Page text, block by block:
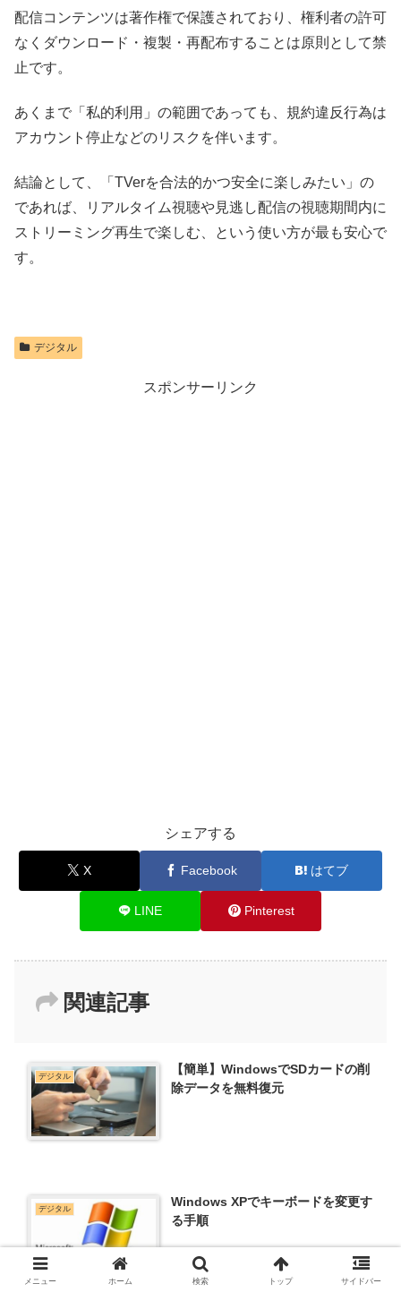
配信コンテンツは著作権で保護されており、権利者の許可
なくダウンロード・複製・再配布することは原則として禁
止です。
あくまで「私的利用」の範囲であっても、規約違反行為は
アカウント停止などのリスクを伴います。
結論として、「TVerを合法的かつ安全に楽しみたい」の
であれば、リアルタイム視聴や見逃し配信の視聴期間内に
ストリーミング再生で楽しむ、という使い方が最も安心で
す。
デジタル
スポンサーリンク
シェアする
X Facebook はてブ
LINE Pinterest
関連記事
デジタル
【簡単】WindowsでSDカードの削
除データを無料復元
デジタル
Windows XPでキーボードを変更す
る手順
メニュー ホーム 検索 トップ サイドバー